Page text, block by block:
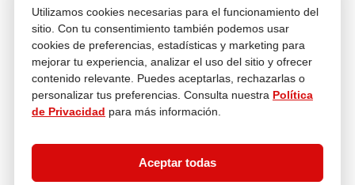
Utilizamos cookies necesarias para el funcionamiento del
sitio. Con tu consentimiento también podemos usar
cookies de preferencias, estadísticas y marketing para
mejorar tu experiencia, analizar el uso del sitio y ofrecer
contenido relevante. Puedes aceptarlas, rechazarlas o
personalizar tus preferencias. Consulta nuestra Política
de Privacidad para más información.
Aceptar todas
Atención al cliente
Descubre más